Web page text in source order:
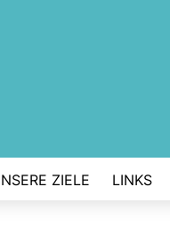
ZIELE LINKS